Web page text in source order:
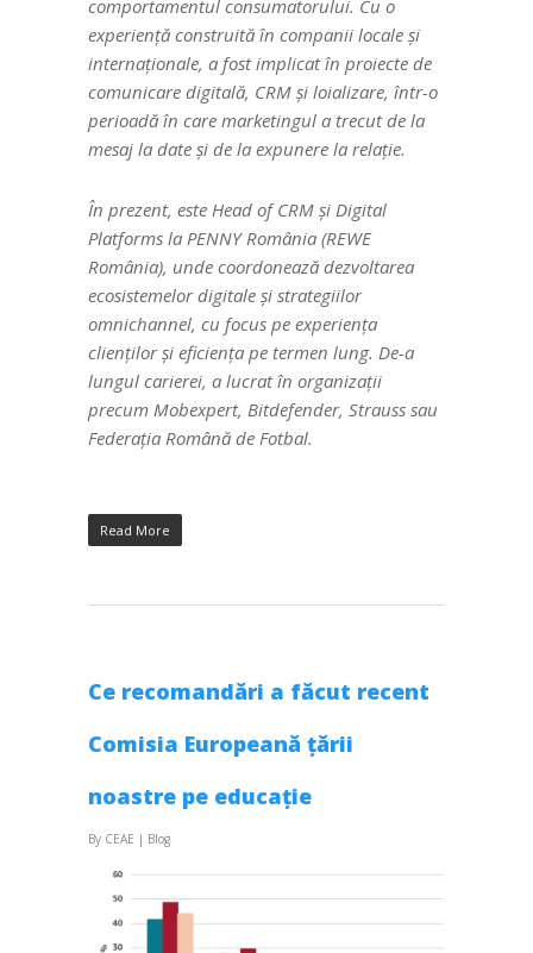
comportamentul consumatorului. Cu o
experiență construită în companii locale și
internaționale, a fost implicat în proiecte de
comunicare digitală, CRM și loializare, într-o
perioadă în care marketingul a trecut de la
mesaj la date și de la expunere la relație.
În prezent, este Head of CRM și Digital
Platforms la PENNY România (REWE
România), unde coordonează dezvoltarea
ecosistemelor digitale și strategiilor
omnichannel, cu focus pe experiența
clienților și eficiența pe termen lung. De-a
lungul carierei, a lucrat în organizații
precum Mobexpert, Bitdefender, Strauss sau
Federația Română de Fotbal.
Read More
Ce recomandări a făcut recent
Comisia Europeană țării
noastre pe educație
By CEAE | Blog